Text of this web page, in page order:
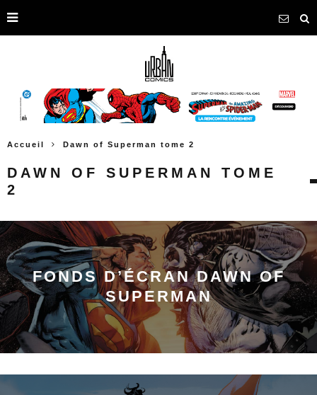
Accueil Dawn of Superman tome 2
DAWN OF SUPERMAN TOME
2
FONDS D’ÉCRAN DAWN OF
SUPERMAN